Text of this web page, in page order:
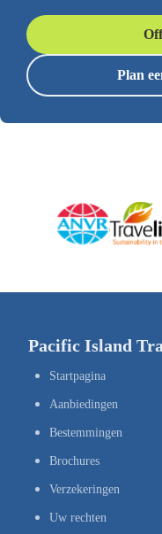
Plan
Pacific Island
Startpagina
Aanbiedingen
Bestemmingen
Brochures
Verzekeringen
Uw rechten